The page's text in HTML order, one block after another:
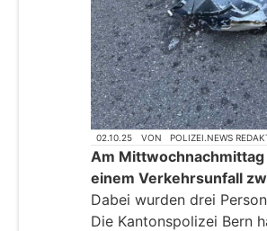
02.10.25 VON POLIZEI.NEWS
Am
einem Verkehrsunfall
Dabei wurden drei
Die Kantonspolizei Bern